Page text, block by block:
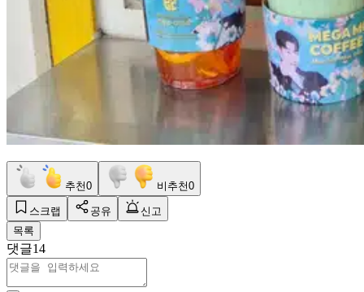
추천0 비추천0
스크랩 공유
신고
목록
댓글14